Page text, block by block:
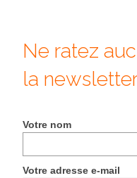
Ne ratez
la
Votre nom
Votre adresse e-mail